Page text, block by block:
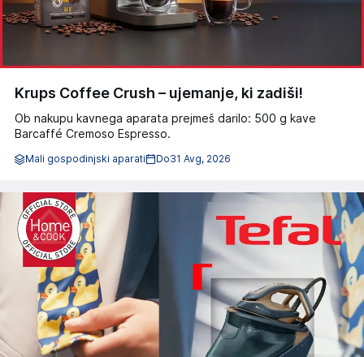
Krups Coffee Crush – ujemanje, ki zadiši!
Ob nakupu kavnega aparata prejmeš darilo: 500 g kave
Barcaffé Cremoso Espresso.
Mali gospodinjski aparati Do31 Avg, 2026